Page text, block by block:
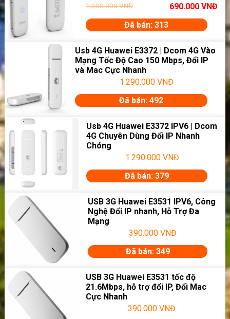
1.300.000VNĐ 690.000 VNĐ
Đã bán: 313
Usb 4G Huawei E3372 | Dcom 4G Vào
Mạng Tốc Độ Cao 150 Mbps, Đổi IP
và Mac Cực Nhanh
1.290.000 VNĐ
Đã bán: 492
Usb 4G Huawei E3372 IPV6 | Dcom
4G Chuyên Dùng Đổi IP Nhanh
Chóng
1.290.000 VNĐ
Đã bán: 379
USB 3G Huawei E3531 IPV6, Công
Nghệ Đổi IP nhanh, Hỗ Trợ Đa
Mạng
390.000VNĐ
Đã bán: 349
USB 3G Huawei E3531 tốc độ
21.6Mbps, hỗ trợ đổi IP, Đổi Mac
Cực Nhanh
390.000VNĐ